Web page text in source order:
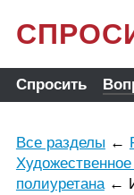
Спросить
Все разделы ←
полиуретана←